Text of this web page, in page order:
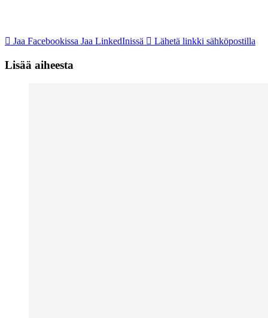
Jaa Facebookissa Jaa LinkedInissä Lähetä linkki sähköpostilla
Lisää aiheesta